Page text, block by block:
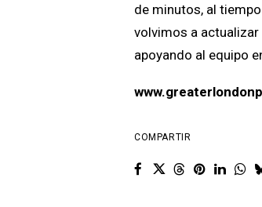
de minutos, al
volvimos a
apoyando al equipo
COMPARTIR